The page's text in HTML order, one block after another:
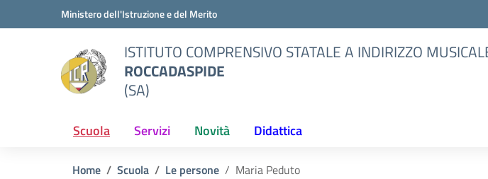
Vai ai contenuti
Vai al menu di navigazioneMinistero dell'Istruzione e del Merito
ISTITUTO COMPRENSIVO STATALE A INDIRIZZO
ROCCADASPIDE
(SA)
Scuola Servizi Novità Didattica
Home Scuola Le persone Maria Peduto